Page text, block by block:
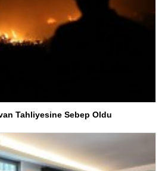
Tahliyesine Sebep Oldu